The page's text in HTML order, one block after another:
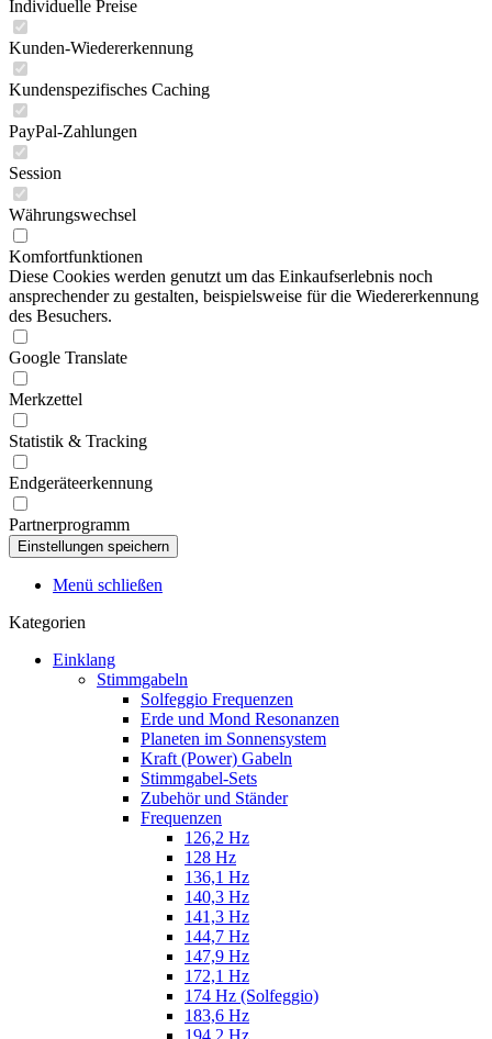
Individuelle Preise
Kunden-Wiedererkennung
Kundenspezifisches Caching
PayPal-Zahlungen
Session
Währungswechsel
Komfortfunktionen
Diese Cookies werden genutzt um das Einkaufserlebnis noch
ansprechender zu gestalten, beispielsweise für die Wiedererkennung
des Besuchers.
Google Translate
Merkzettel
Statistik & Tracking
Endgeräteerkennung
Partnerprogramm
Menü schließen
Kategorien
Einklang
Stimmgabeln
Solfeggio Frequenzen
Erde und Mond Resonanzen
Planeten im Sonnensystem
Kraft (Power) Gabeln
Stimmgabel-Sets
Zubehör und Ständer
Frequenzen
126,2 Hz
128 Hz
136,1 Hz
140,3 Hz
141,3 Hz
144,7 Hz
147,9 Hz
172,1 Hz
174 Hz (Solfeggio)
183,6 Hz
194,2 Hz